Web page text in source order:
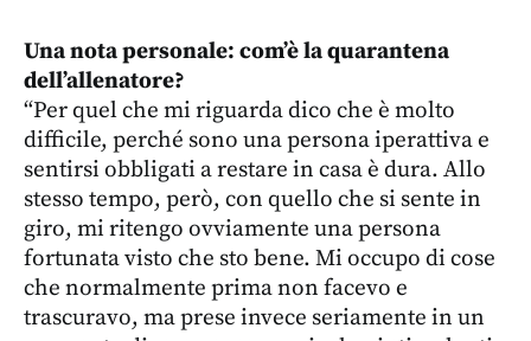
Una nota personale: com’è la quarantena
dell’allenatore?
“Per quel che mi riguarda dico che è molto
difficile, perché sono una persona iperattiva e
sentirsi obbligati a restare in casa è dura. Allo
stesso tempo, però, con quello che si sente in
giro, mi ritengo ovviamente una persona
fortunata visto che sto bene. Mi occupo di cose
che normalmente prima non facevo e
trascuravo, ma prese invece seriamente in un